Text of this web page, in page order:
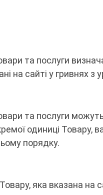
та послуги
на сайті у гривнях
та послуги
одиниці Товару,
порядку.
яка вказана